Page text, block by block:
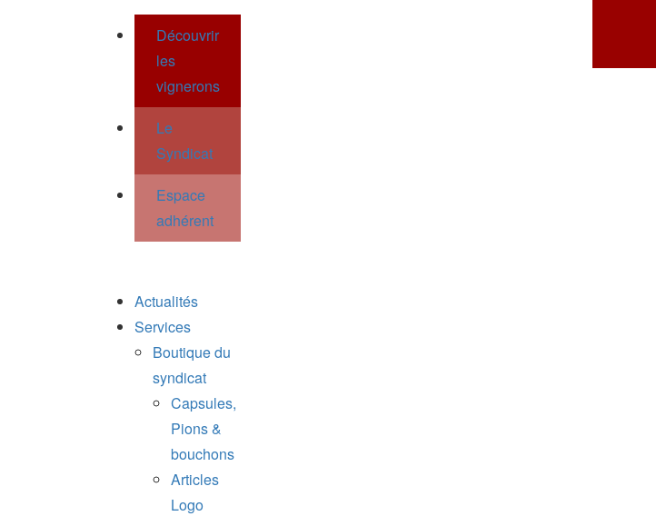
Découvrir
les
vignerons
Le
Syndicat
Espace
adhérent
Actualités
Services
Boutique du
syndicat
Capsules,
Pions &
bouchons
Articles
Logo